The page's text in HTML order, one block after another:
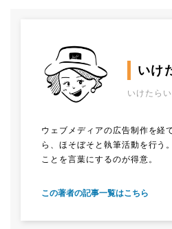
いけ
いけたら
ウェブメディアの広告制作を経
ら、ほそぼそと執筆活動を行う
ことを言葉にするのが得意。
この著者の記事一覧はこちら